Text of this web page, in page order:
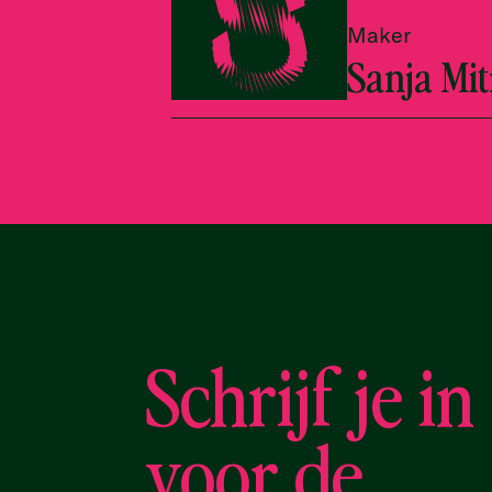
Maker
Sanja
Schrijf je in
voor de